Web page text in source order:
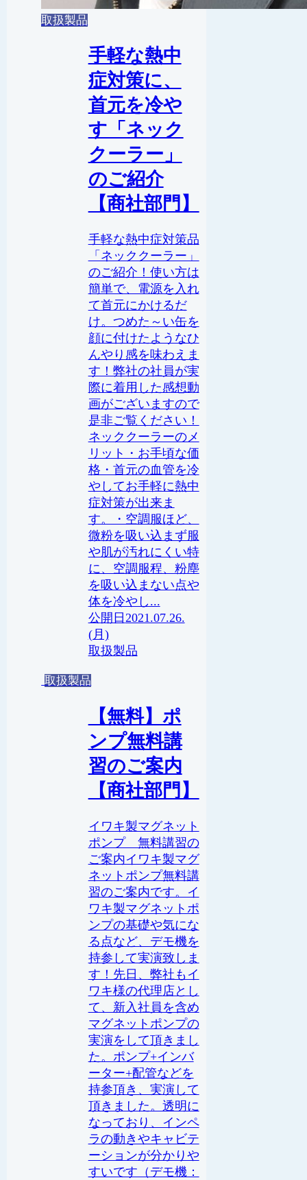
取扱製品
手軽な熱中
症対策に、
首元を冷や
す「ネック
クーラー」
のご紹介
【商社部門】
手軽な熱中症対策品
「ネッククーラー」
のご紹介！使い方は
簡単で、電源を入れ
て首元にかけるだ
け。つめた～い缶を
顔に付けたようなひ
んやり感を味わえま
す！弊社の社員が実
際に着用した感想動
画がございますので
是非ご覧ください！
ネッククーラーのメ
リット・お手頃な価
格・首元の血管を冷
やしてお手軽に熱中
症対策が出来ま
す。・空調服ほど、
微粉を吸い込まず服
や肌が汚れにくい特
に、空調服程、粉塵
を吸い込まない点や
体を冷やし...
2021.07.26.
(月)
取扱製品
取扱製品
【無料】ポ
ンプ無料講
習のご案内
【商社部門】
イワキ製マグネット
ポンプ 無料講習の
ご案内イワキ製マグ
ネットポンプ無料講
習のご案内です。イ
ワキ製マグネットポ
ンプの基礎や気にな
る点など、デモ機を
持参して実演致しま
す！先日、弊社もイ
ワキ様の代理店とし
て、新入社員を含め
マグネットポンプの
実演をして頂きまし
た。ポンプ+インバ
ーター+配管などを
持参頂き、実演して
頂きました。透明に
なっており、インペ
ラの動きやキャビテ
ーションが分かりや
すいです（デモ機：